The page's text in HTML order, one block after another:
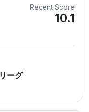
Recent Score
10.1
ーグ